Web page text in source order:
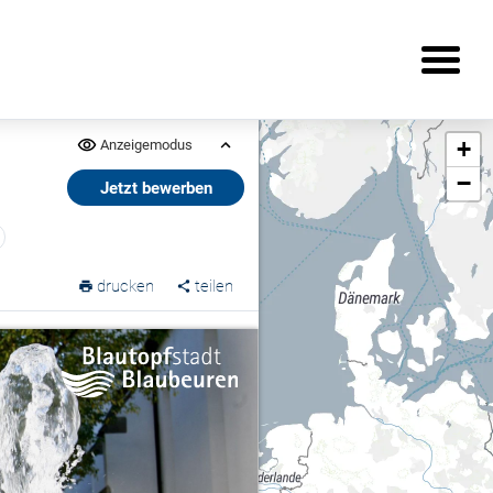
Anzeigemodus
Jetzt bewerben
drucken teilen
+
−